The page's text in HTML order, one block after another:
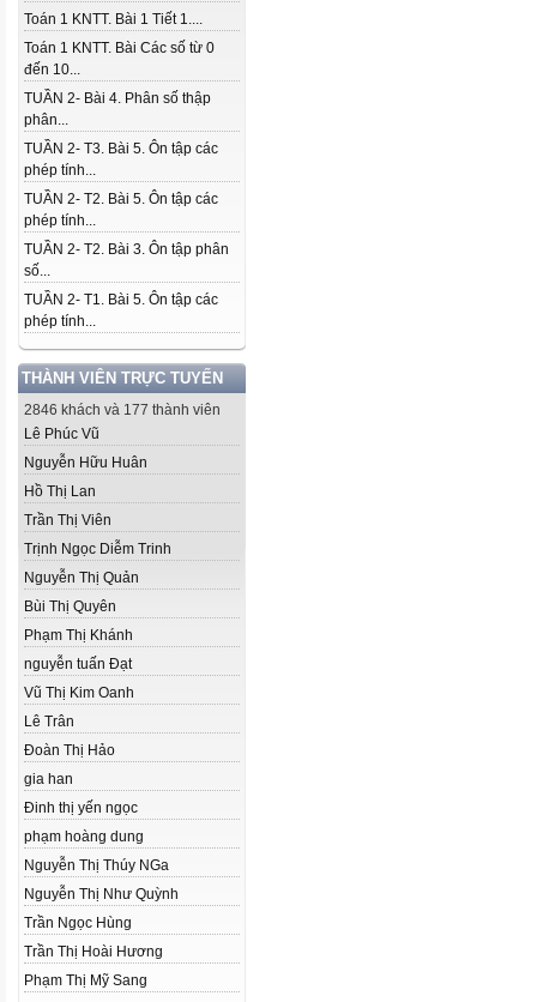
Toán 1 KNTT. Bài 1 Tiết 1....
Toán 1 KNTT. Bài Các số từ 0
đến 10...
TUẦN 2- Bài 4. Phân số thập
phân...
TUẦN 2- T3. Bài 5. Ôn tập các
phép tính...
TUẦN 2- T2. Bài 5. Ôn tập các
phép tính...
TUẦN 2- T2. Bài 3. Ôn tập phân
số...
TUẦN 2- T1. Bài 5. Ôn tập các
phép tính...
THÀNH VIÊN TRỰC TUYẾN
2846 khách và 177 thành viên
Lê Phúc Vũ
Nguyễn Hữu Huân
Hồ Thị Lan
Trần Thị Viên
Trịnh Ngọc Diễm Trinh
Nguyễn Thị Quản
Bùi Thị Quyên
Phạm Thị Khánh
nguyễn tuấn Đạt
Vũ Thị Kim Oanh
Lê Trân
Đoàn Thị Hảo
gia han
Đinh thị yến ngọc
phạm hoàng dung
Nguyễn Thị Thúy NGa
Nguyễn Thị Như Quỳnh
Trần Ngọc Hùng
Trần Thị Hoài Hương
Phạm Thị Mỹ Sang